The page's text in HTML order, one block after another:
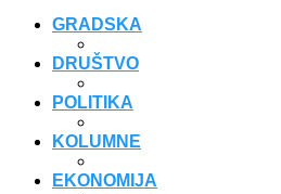
GRADSKA
DRUŠTVO
POLITIKA
KOLUMNE
EKONOMIJA